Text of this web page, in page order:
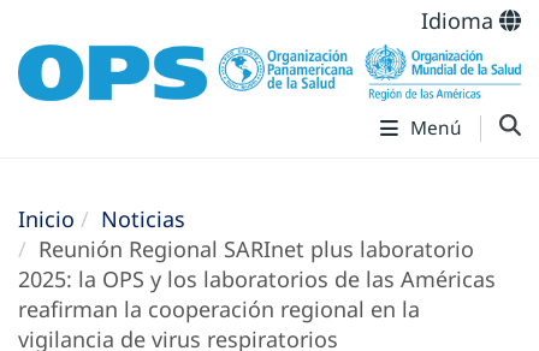
Idioma
Menú
Inicio
Noticias
Reunión Regional SARInet plus laboratorio
2025: la OPS y los laboratorios de las Américas
reafirman la cooperación regional en la
vigilancia de virus respiratorios